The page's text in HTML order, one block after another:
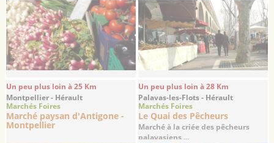
Un peu plus loin à 25 Km
Montpellier - Hérault
Marchés Foires
Marché paysan d'Antigone -
Montpellier
Un peu plus loin à 28 Km
Palavas-les-Flots - Hérault
Marchés Foires
Le Quai des Pêcheurs
Marché à la criée des pêcheurs
palavasiens ...